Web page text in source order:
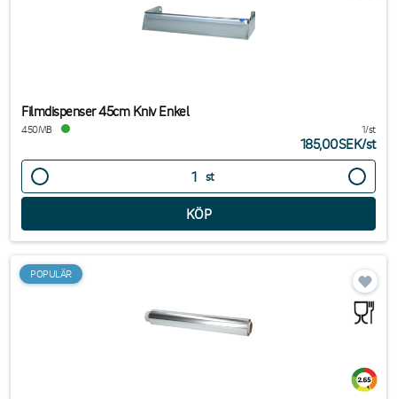
Filmdispenser 45cm Kniv Enkel
450MB 1/st
185,00SEK/st
st
POPULÄR